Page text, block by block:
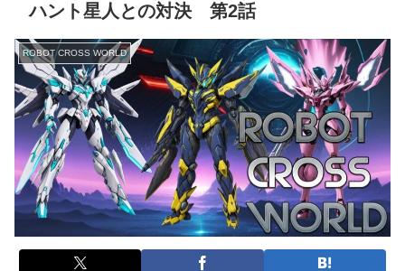
ハント星人との対決 第2話
ROBOT CROSS WORLD